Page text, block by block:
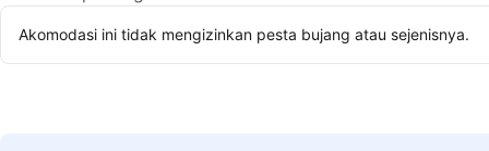
Akomodasi ini tidak mengizinkan pesta bujang atau sejenisnya.